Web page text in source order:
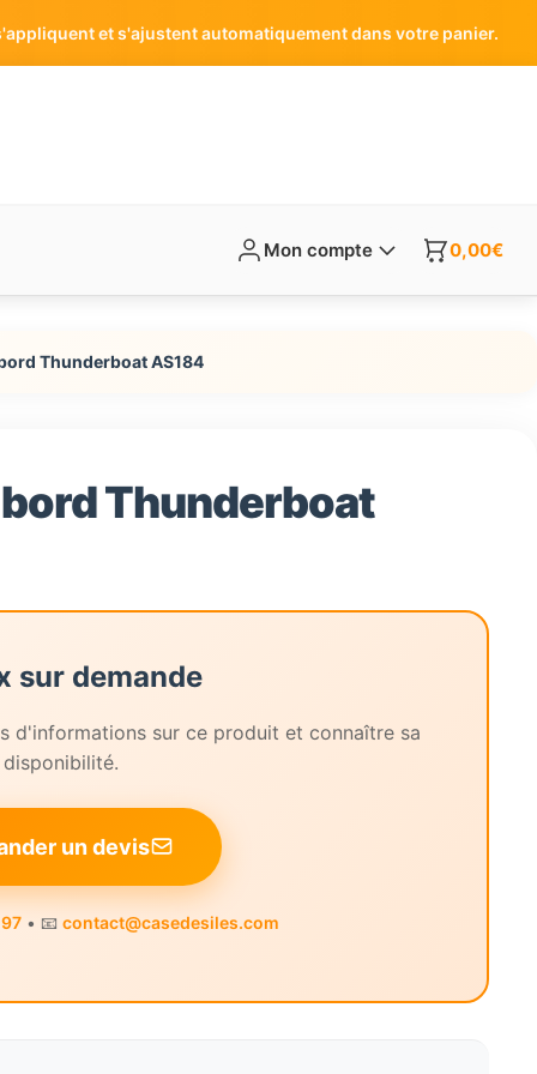
et s'ajustent automatiquement dans votre panier.
Mon compte 0,00€
Thunderboat AS184
Thunderboat
sur demande
d'informations sur ce produit et connaître sa
disponibilité.
un devis
• 📧contact@casedesiles.com